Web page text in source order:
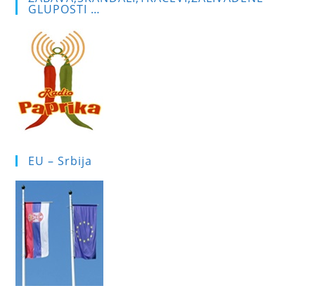
GLUPOSTI …
EU – Srbija